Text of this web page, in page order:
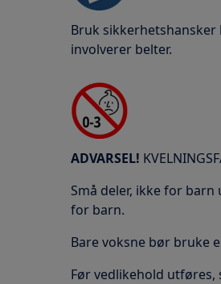
Bruk
involverer belter.
ADVARSEL!
Små deler, ikke for
for barn.
Bare voksne bør bruke
Før vedlikehold